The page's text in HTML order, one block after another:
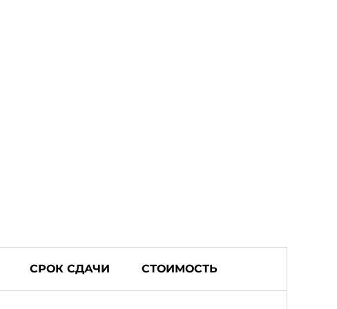
СРОК СДАЧИ СТОИМОСТЬ